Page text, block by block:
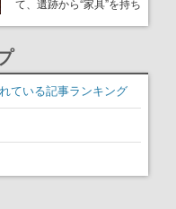
て、遺跡から“家具”を持ち
帰るホラーアクションゲ
売。迫る“腐敗”から逃げ延
び、持ち帰った家具で基
ている記事ランキング